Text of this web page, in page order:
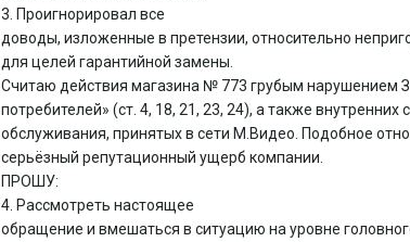
3. Проигнорировал все
доводы, изложенные в претензии, относительно
для целей гарантийной замены.
Считаю действия магазина № 773 грубым нарушением
потребителей» (ст. 4, 18, 21, 23, 24), а также внутренних
обслуживания, принятых в сети М.Видео. Подобное
серьёзный репутационный ущерб компании.
ПРОШУ:
4. Рассмотреть настоящее
обращение и вмешаться в ситуацию на уровне